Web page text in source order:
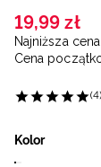
19,99 zł
Najniższa
Cena
(4)
Kolor